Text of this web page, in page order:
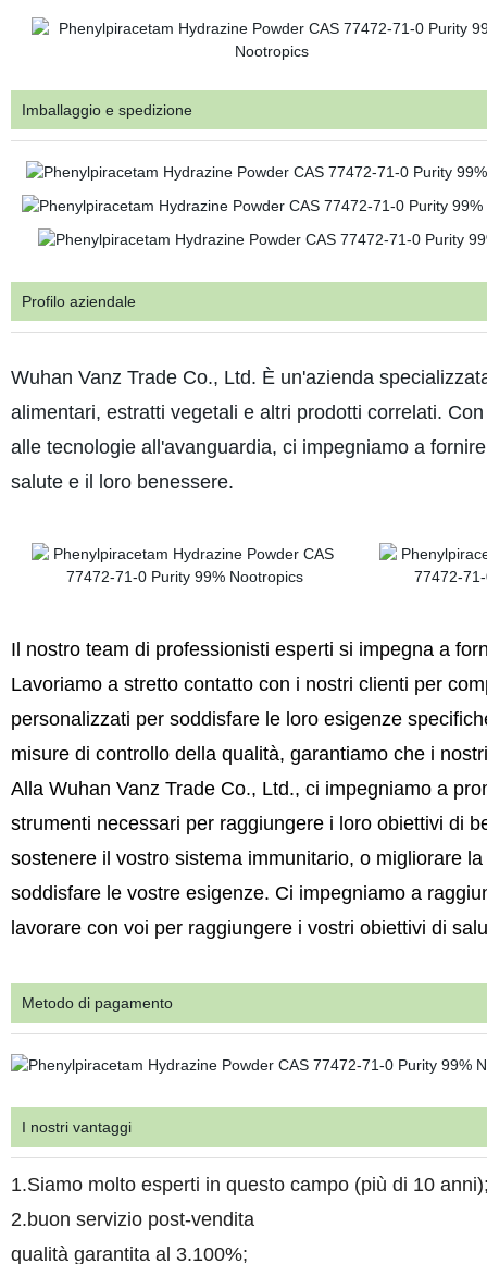
Imballaggio e spedizione
Profilo aziendale
Wuhan Vanz Trade Co., Ltd. È un'azienda
alimentari, estratti vegetali e altri prodotti correlati.
alle tecnologie all'avanguardia, ci impegniamo a
salute e il loro benessere.
Il nostro team di professionisti esperti si impegna a
Lavoriamoa stretto contatto con i nostri clienti per
personalizzati per soddisfare le loro esigenze
misure di controllo della qualità, garantiamo che i
Alla Wuhan Vanz Trade Co., Ltd., ci impegniamo a
strumenti necessari per raggiungere i loro obiettivi di
sostenere il vostro sistema immunitario, o migliorare
soddisfare le vostre esigenze. Ci impegniamo a
lavorare con voi per raggiungere i vostri obiettivi di
Metodo di pagamento
I nostri vantaggi
1.Siamo molto esperti in questo campo (più di 10
2.buon servizio post-vendita
qualità garantita al 3.100%;